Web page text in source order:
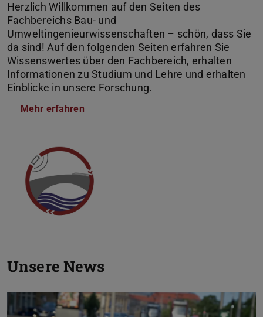
Herzlich Willkommen auf den Seiten des
Fachbereichs Bau- und
Umweltingenieurwissenschaften – schön, dass Sie
da sind! Auf den folgenden Seiten erfahren Sie
Wissenswertes über den Fachbereich, erhalten
Informationen zu Studium und Lehre und erhalten
Einblicke in unsere Forschung.
Mehr erfahren
Unsere News